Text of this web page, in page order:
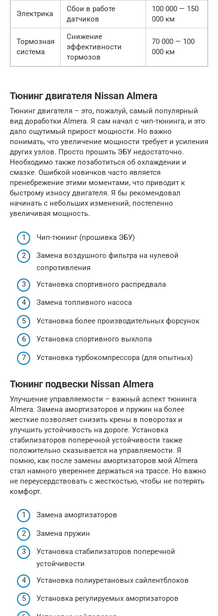
Электрика
Сбои в работе
датчиков
100 000 — 150
000 км
Тормозная
система
Снижение
эффективности
тормозов
70 000 — 100
000 км
Тюнинг двигателя Nissan Almera
Тюнинг двигателя – это, пожалуй, самый популярный
вид доработки Almera. Я сам начал с чип-тюнинга, и это
дало ощутимый прирост мощности. Но важно
понимать, что увеличение мощности требует и усиления
других узлов. Просто прошить ЭБУ недостаточно.
Необходимо также позаботиться об охлаждении и
смазке. Ошибкой новичков часто является
пренебрежение этими моментами, что приводит к
быстрому износу двигателя. Я бы рекомендовал
начинать с небольших изменений, постепенно
увеличивая мощность.
Чип-тюнинг (прошивка ЭБУ)
Замена воздушного фильтра на нулевой
сопротивления
Установка спортивного распредвала
Замена топливного насоса
Установка более производительных форсунок
Установка спортивного выхлопа
Установка турбокомпрессора (для опытных)
Тюнинг подвески Nissan Almera
Улучшение управляемости – важный аспект тюнинга
Almera. Замена амортизаторов и пружин на более
жесткие позволяет снизить крены в поворотах и
улучшить устойчивость на дороге. Установка
стабилизаторов поперечной устойчивости также
положительно сказывается на управляемости. Я
помню, как после замены амортизаторов мой Almera
стал намного увереннее держаться на трассе. Но важно
не переусердствовать с жесткостью, чтобы не потерять
комфорт.
Замена амортизаторов
Замена пружин
Установка стабилизаторов поперечной
устойчивости
Установка полиуретановых сайлентблоков
Установка регулируемых амортизаторов